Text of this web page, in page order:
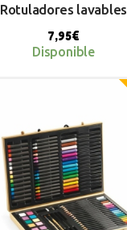
Rotuladores lavables
7,95€
Disponible